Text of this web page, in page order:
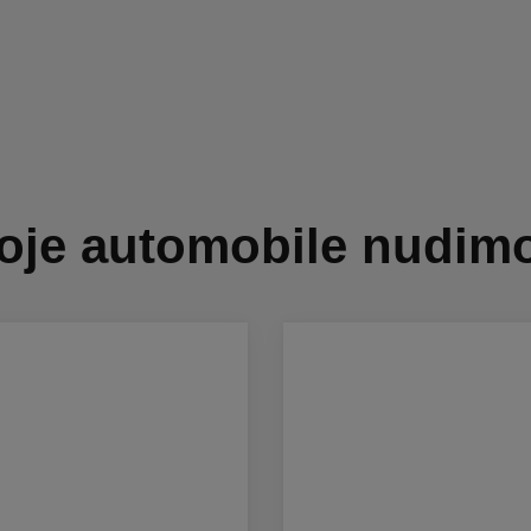
automobile